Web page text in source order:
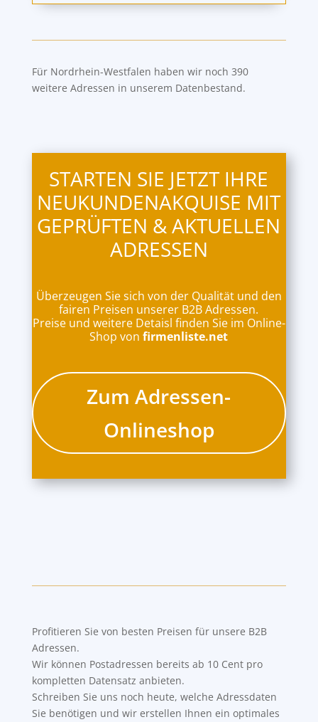
Für Nordrhein-Westfalen haben wir noch 390
weitere Adressen in unserem Datenbestand.
STARTEN SIE JETZT IHRE
NEUKUNDENAKQUISE MIT
GEPRÜFTEN & AKTUELLEN
ADRESSEN
Überzeugen Sie sich von der Qualität und den
fairen Preisen unserer B2B Adressen.
Preise und weitere Detaisl finden Sie im Online-
Shop vonfirmenliste.net
Zum Adressen-
Onlineshop
Profitieren Sie von besten Preisen für unsere B2B
Adressen.
Wir können Postadressen bereits ab 10 Cent pro
kompletten Datensatz anbieten.
Schreiben Sie uns noch heute, welche Adressdaten
Sie benötigen und wir erstellen Ihnen ein optimales